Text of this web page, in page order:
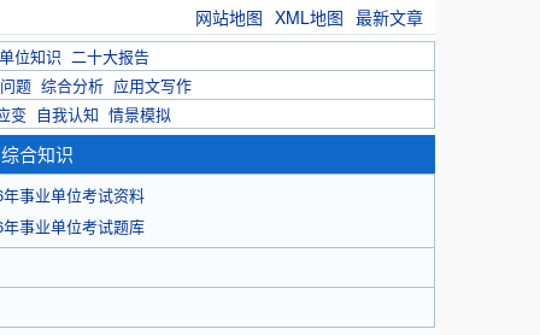
网站地图 XML地图 最新文章
位知识 二十大报告
题 综合分析 应用文写作
变 自我认知 情景模拟
合知识
年事业单位考试资料
年事业单位考试题库